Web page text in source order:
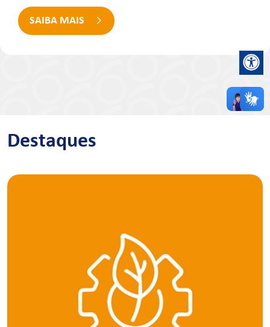
SAIBA MAIS
Destaques